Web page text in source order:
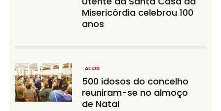
Misericórdia celebrou 100
anos
ALIJÓ
500 idosos do concelho
reuniram-se no almoço
de Natal